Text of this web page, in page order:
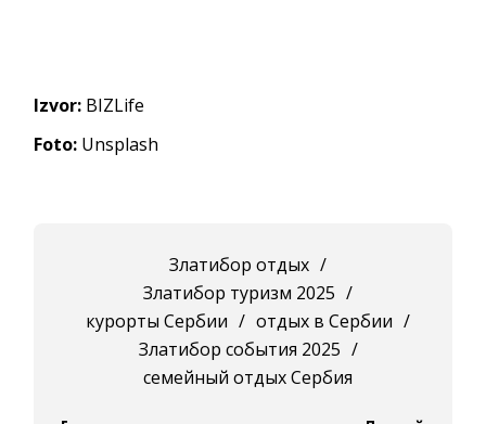
Izvor: BIZLife
Foto: Unsplash
Златибор отдых /
Златибор туризм 2025 /
курорты Сербии / отдых в Сербии /
Златибор события 2025 /
семейный отдых Сербия